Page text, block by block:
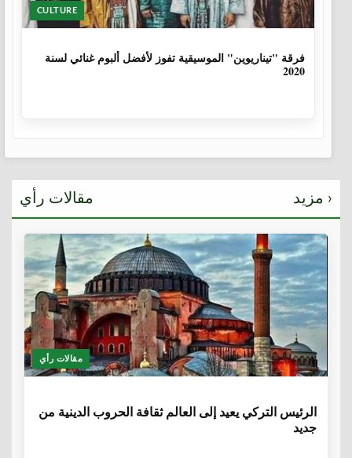
CULTURE
فرقة "تيناريوين" الموسيقية تفوز لأفضل ألبوم غنائي لسنة
2020
مقالات رأي مزيد ›
مقالات رأي
الرئيس التركي يعيد إلى العالم ثقافة الحروب الدينية من
جديد